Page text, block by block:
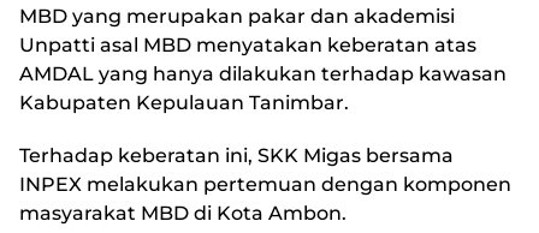
MBD yang merupakan pakar dan akademisi
Unpatti asal MBD menyatakan keberatan atas
AMDAL yang hanya dilakukan terhadap kawasan
Kabupaten Kepulauan Tanimbar.
Terhadap keberatan ini, SKK Migas bersama
INPEX melakukan pertemuan dengan komponen
masyarakat MBD di Kota Ambon.